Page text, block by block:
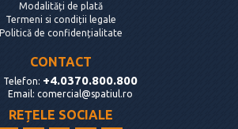
Modalități de plată
Termeni si condiții legale
Politică de confidențialitate
CONTACT
Telefon: +4.0370.800.800
Email: comercial@spatiul.ro
REȚELE SOCIALE